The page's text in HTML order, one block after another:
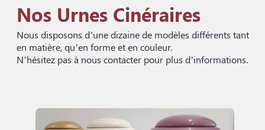
Nos Urnes Cinéraires
Nous disposons d’une dizaine de modèles différents tant
en matière, qu’en forme et en couleur.
N’hésitez pas à nous contacter pour plus d’informations.